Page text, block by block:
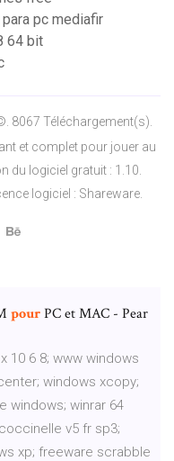
pc mediafir
64 bit
8067 Téléchargement(s).
et complet pour jouer au
du logiciel gratuit : 1.10.
logiciel : Shareware.
pourPC et MAC - Pear
10 6 8; www windows
windows xcopy;
windows; winrar 64
v5 fr sp3;
xp; freeware scrabble